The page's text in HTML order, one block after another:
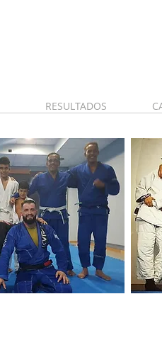
RESULTADOS